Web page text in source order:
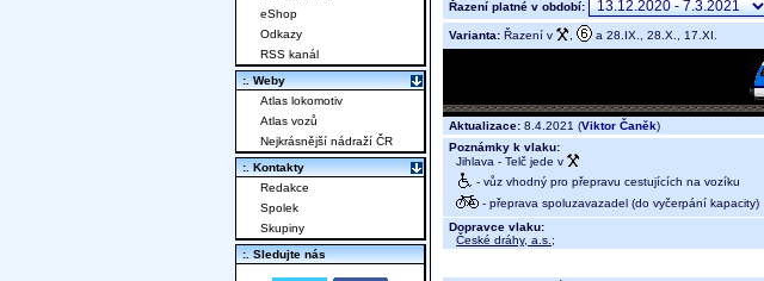
Řazení platné v období:
Varianta: Řazení v a 28.IX., 28.X., 17.XI.
Aktualizace: 8.4.2021 (Viktor Čaněk)
Poznámky k vlaku:
Jihlava - Telč jede v
- vůz vhodný pro přepravu cestujících na vozíku
- přeprava spoluzavazadel (do vyčerpání kapacity)
Dopravce vlaku:
České dráhy, a.s. ;
eShop
Odkazy
RSS kanál
:. Weby
Atlas lokomotiv
Atlas vozů
Nejkrásnější nádraží ČR
:. Kontakty
Redakce
Spolek
Skupiny
:. Sledujte nás